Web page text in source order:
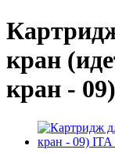
кран
кран -